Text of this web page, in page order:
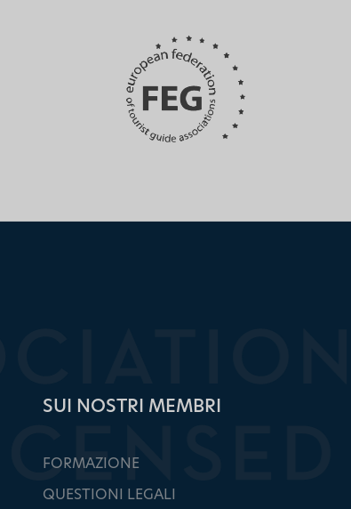
SUI NOSTRI MEMBRI
FORMAZIONE
QUESTIONI LEGALI